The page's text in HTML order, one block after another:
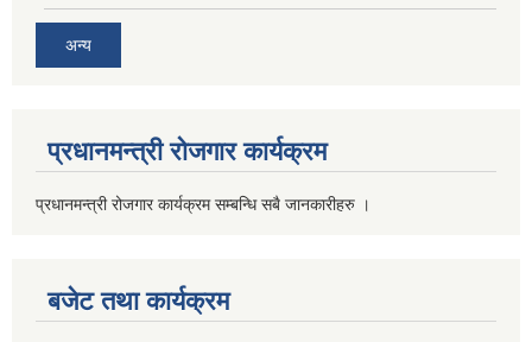
अन्य
प्रधानमन्त्री रोजगार कार्यक्रम
प्रधानमन्त्री रोजगार कार्यक्रम सम्बन्धि सबै जानकारीहरु ।
बजेट तथा कार्यक्रम